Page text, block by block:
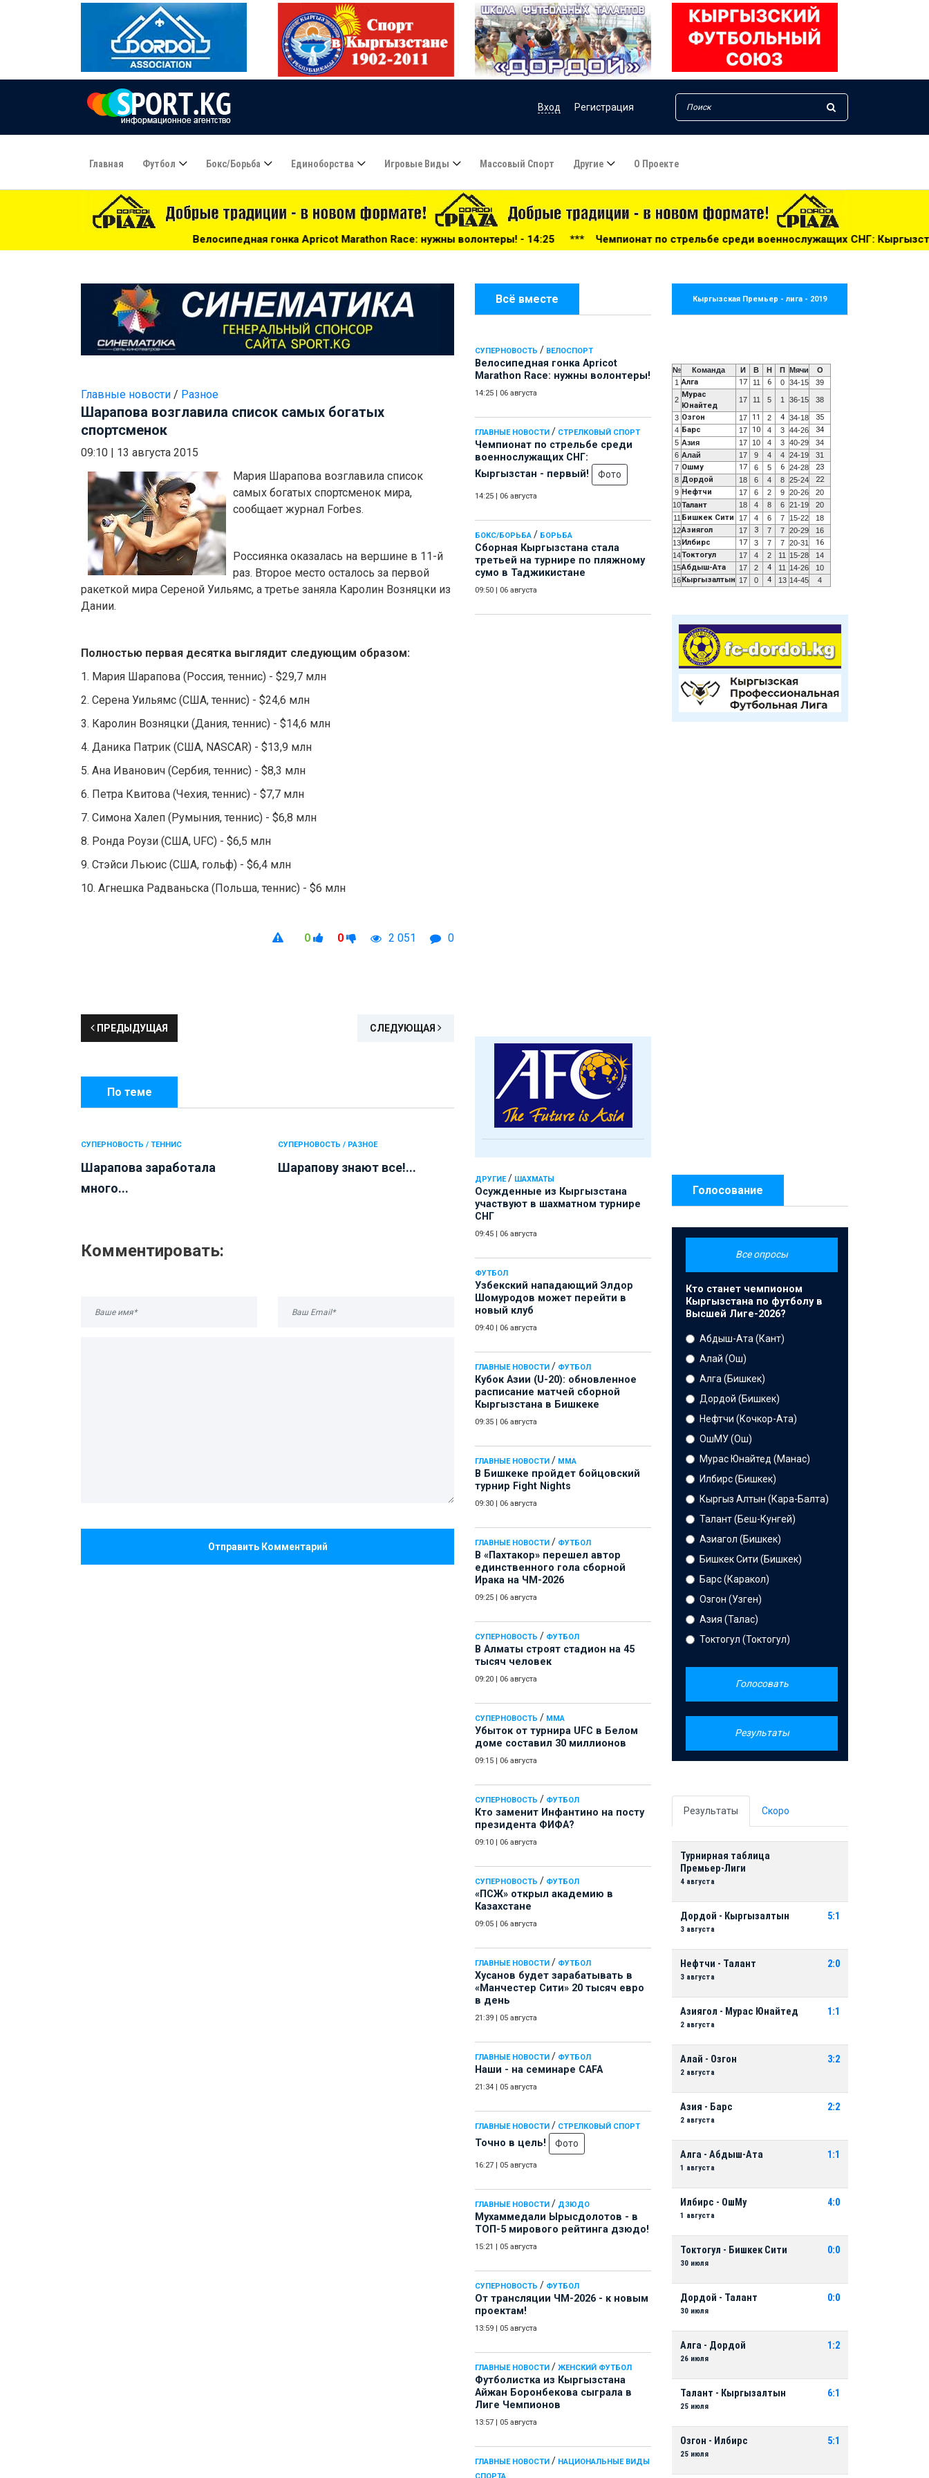
Вход Регистрация
Главная Футбол Бокс/борьба Единоборства Игровые Виды Массовый Спорт Другие О Проекте
Велосипедная гонка Apricot Marathon Race: нужны волонтеры! - 14:25 ***Чемпионат по стрельбе среди военнослужащих СНГ: Кыргызстан - первый! - 14:25 ***
Всё вместе
СУПЕРНОВОСТЬ / ВЕЛОСПОРТ
Велосипедная гонка Apricot
Marathon Race: нужны волонтеры!
14:25 06 августа
ГЛАВНЫЕ НОВОСТИ / СТРЕЛКОВЫЙ СПОРТ
Чемпионат по стрельбе среди
военнослужащих СНГ:
Кыргызстан - первый!
Фото
14:25 06 августа
БОКС/БОРЬБА / БОРЬБА
Сборная Кыргызстана стала
третьей на турнире по пляжному
сумо в Таджикистане
09:50 06 августа
ДРУГИЕ/ ШАХМАТЫ
Осужденные из Кыргызстана
участвуют в шахматном турнире
СНГ
09:45 06 августа
ФУТБОЛ
Узбекский нападающий Элдор
Шомуродов может перейти в
новый клуб
09:40 06 августа
ГЛАВНЫЕ НОВОСТИ / ФУТБОЛ
Кубок Азии (U-20): обновленное
расписание матчей сборной
Кыргызстана в Бишкеке
09:35 06 августа
ГЛАВНЫЕ НОВОСТИ / ММА
В Бишкеке пройдет бойцовский
турнир Fight Nights
09:30 06 августа
ГЛАВНЫЕ НОВОСТИ / ФУТБОЛ
В «Пахтакор» перешел автор
единственного гола сборной
Ирака на ЧМ-2026
09:25 06 августа
СУПЕРНОВОСТЬ / ФУТБОЛ
В Алматы строят стадион на 45
тысяч человек
09:20 06 августа
СУПЕРНОВОСТЬ / ММА
Убыток от турнира UFC в Белом
доме составил 30 миллионов
09:15 06 августа
СУПЕРНОВОСТЬ / ФУТБОЛ
Кто заменит Инфантино на посту
президента ФИФА?
09:10 06 августа
СУПЕРНОВОСТЬ / ФУТБОЛ
«ПСЖ» открыл академию в
Казахстане
09:05 06 августа
ГЛАВНЫЕ НОВОСТИ / ФУТБОЛ
Хусанов будет зарабатывать в
«Манчестер Сити» 20 тысяч евро
в день
21:39 05 августа
ГЛАВНЫЕ НОВОСТИ / ФУТБОЛ
Наши - на семинаре СAFA
21:34 05 августа
ГЛАВНЫЕ НОВОСТИ / СТРЕЛКОВЫЙ СПОРТ
Точно в цель! Фото
16:27 05 августа
ГЛАВНЫЕ НОВОСТИ / ДЗЮДО
Мухаммедали Ырысдолотов - в
ТОП-5 мирового рейтинга дзюдо!
15:21 05 августа
СУПЕРНОВОСТЬ / ФУТБОЛ
От трансляции ЧМ-2026 - к новым
проектам!
13:59 05 августа
ГЛАВНЫЕ НОВОСТИ / ЖЕНСКИЙ ФУТБОЛ
Футболистка из Кыргызстана
Айжан Боронбекова сыграла в
Лиге Чемпионов
13:57 05 августа
ГЛАВНЫЕ НОВОСТИ / НАЦИОНАЛЬНЫЕ ВИДЫ
Главные новости / Разное
Шарапова возглавила список самых богатых
спортсменок
09:10
13 августа 2015
Мария Шарапова возглавила список
самых богатых спортсменок мира,
сообщает журнал Forbes.
Россиянка оказалась на вершине в 11-й
раз. Второе место осталось за первой
ракеткой мира Сереной Уильямс, а третье заняла Каролин Возняцки из
Дании.
Полностью первая десятка выглядит следующим образом:
1. Мария Шарапова (Россия, теннис) - $29,7 млн
2. Серена Уильямс (США, теннис) - $24,6 млн
3. Каролин Возняцки (Дания, теннис) - $14,6 млн
4. Даника Патрик (США, NASCAR) - $13,9 млн
5. Ана Иванович (Сербия, теннис) - $8,3 млн
6. Петра Квитова (Чехия, теннис) - $7,7 млн
7. Симона Халеп (Румыния, теннис) - $6,8 млн
8. Ронда Роузи (США, UFC) - $6,5 млн
9. Стэйси Льюис (США, гольф) - $6,4 млн
10. Агнешка Радваньска (Польша, теннис) - $6 млн
0 0 2 051 0
ПРЕДЫДУЩАЯ СЛЕДУЮЩАЯ
По теме
СУПЕРНОВОСТЬ / ТЕННИС
Шарапова заработала
много...
СУПЕРНОВОСТЬ / РАЗНОЕ
Шарапову знают все!...
Комментировать:
Отправить Комментарий
Кыргызская Премьер - лига - 2019
№ Команда И В Н П Мячи
О
1 Алга 17 11 6 0 34-15 39
2
Мурас
Юнайтед
17 11 5 1 36-15 38
3 Озгон 17 11 2 4 34-18 35
4 Барс 17 10 4 3 44-26 34
5 Азия 17 10 4 3 40-29
34
6 Алай 17 9 4 4 24-19
31
7 Ошму 17 6 5 6 24-28 23
8 Дордой 18 6 4 8 25-24 22
9 Нефтчи 17 6 2 9 20-26
20
10Талант 18 4 8 6 21-19
20
11 Бишкек Сити 17 4 6 7 15-22
18
12Азиягол 17 3 7 7 20-29
16
13 Илбирс 17 3 7 7 20-31 16
14Токтогул 17 4 2 11 15-28
14
15Абдыш-Ата 17 2 4 11 14-26
10
16 Кыргызалтын 17 0 4 13 14-45 4
Голосование
Все опросы
Кто станет чемпионом
Кыргызстана по футболу в
Высшей Лиге-2026?
Абдыш-Ата (Кант)
Алай (Ош)
Алга (Бишкек)
Дордой (Бишкек)
Нефтчи (Кочкор-Ата)
ОшМУ (Ош)
Мурас Юнайтед (Манас)
Илбирс (Бишкек)
Кыргыз Алтын (Кара-Балта)
Талант (Беш-Кунгей)
Азиагол (Бишкек)
Бишкек Сити (Бишкек)
Барс (Каракол)
Озгон (Узген)
Азия (Талас)
Токтогул (Токтогул)
Голосовать
Результаты
Результаты Скоро
Турнирная таблица
Премьер-Лиги
4 августа
Дордой - Кыргызалтын
3 августа
5:1
Нефтчи - Талант
3 августа
2:0
Азиягол - Мурас Юнайтед
2 августа
1:1
Алай - Озгон
2 августа
3:2
Азия - Барс
2 августа
2:2
Алга - Абдыш-Ата
1 августа
1:1
Илбирс - ОшМу
1 августа
4:0
Токтогул - Бишкек Сити
30 июля
0:0
Дордой - Талант
30 июля
0:0
Алга - Дордой
26 июля
1:2
Талант - Кыргызалтын
25 июля
6:1
Озгон - Илбирс
25 июля
5:1